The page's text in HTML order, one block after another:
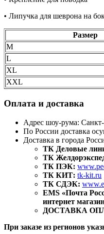
• Липучка для шеврона на
Размер
M
L
XL
XXL
Оплата и доставка
Адрес шоу-рума: Санкт-
По России доставка
Доставка в города
ТК Деловые
ТК
ТК ПЭК:
ТК КИТ: tk-kit.ru
ТК СДЭК:
EMS «Почта
интернет
ДОСТАВКА
При заказе из регионов